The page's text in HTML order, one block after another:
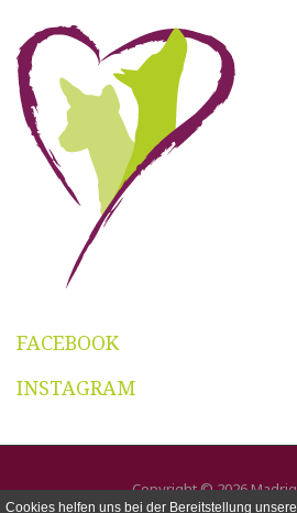
FACEBOOK
INSTAGRAM
Copyright © 2026